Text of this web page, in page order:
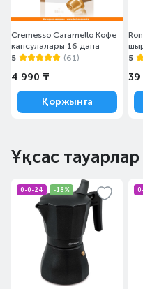
Cremesso Caramello Кофе
капсулалары 16 дана
5
(61)
4 990 ₸
Қоржынға
5
39
Ұқсас тауарлар
0-0-24 -18%